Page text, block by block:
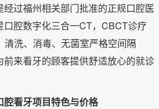
过福州相关部门批准的正规口腔医
腔数字化三合一CT，CBCT诊疗
洗、消毒、无菌室严格空间隔
来看牙的顾客提供舒适放心的就诊
看牙项目特色与价格